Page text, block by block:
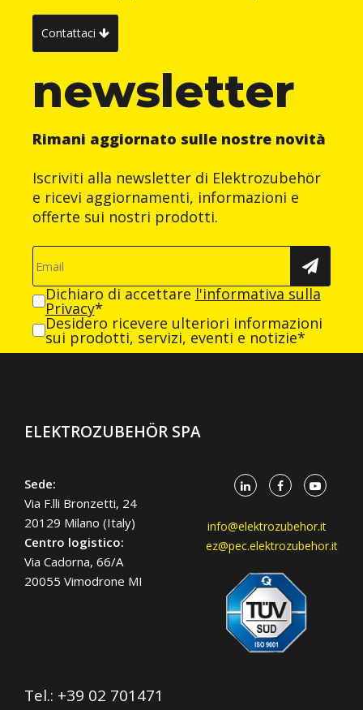
Contattaci
newsletter
Rimani aggiornato sulle nostre novità
Iscriviti alla newsletter di Elektrozubehör
e ricevi aggiornamenti, informazioni e
offerte sui nostri prodotti.
Dichiaro di accettare l'informativa sulla
Privacy*
Desidero ricevere ulteriori informazioni
sui prodotti, servizi, eventi e notizie*
ELEKTROZUBEHÖR SPA
Sede:
Via F.lli Bronzetti, 24
20129 Milano (Italy)
Centro logistico:
Via Cadorna, 66/A
20055 Vimodrone MI
info@elektrozubehor.it
ez@pec.elektrozubehor.it
Tel.: +39 02 701471